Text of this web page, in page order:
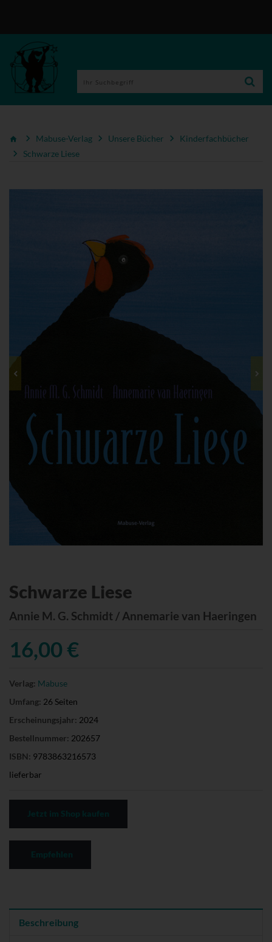
Mabuse-Verlag Unsere Bücher
Kinderfachbücher
Schwarze Liese
Schwarze Liese
Annie M. G. Schmidt / Annemarie van Haeringen
16,00 €
Verlag: Mabuse
Umfang: 26 Seiten
Erscheinungsjahr: 2024
Bestellnummer: 202657
ISBN: 9783863216573
lieferbar
Beschreibung